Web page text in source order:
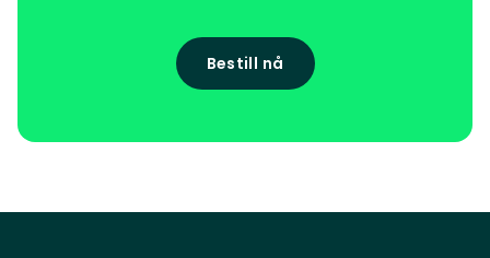
Bestill nå